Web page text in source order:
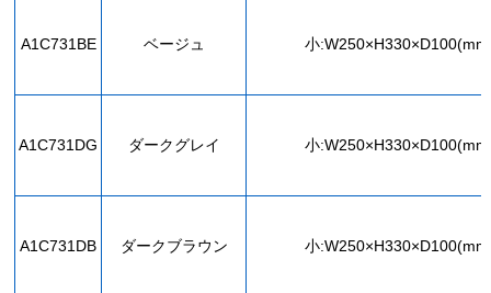
A1C731BE ベージュ 小
A1C731DG ダークグレイ 小
A1C731DB ダークブラウン 小